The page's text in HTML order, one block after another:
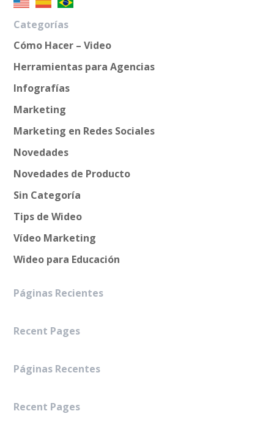
Categorías
Cómo Hacer – Video
Herramientas para Agencias
Infografías
Marketing
Marketing en Redes Sociales
Novedades
Novedades de Producto
Sin Categoría
Tips de Wideo
Vídeo Marketing
Wideo para Educación
Páginas Recientes
Recent Pages
Páginas Recentes
Recent Pages